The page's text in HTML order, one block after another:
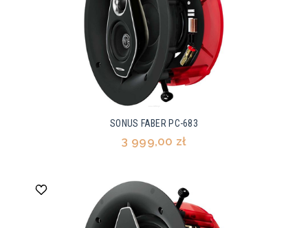
SONUS FABER PC-683
3 999,00 zł